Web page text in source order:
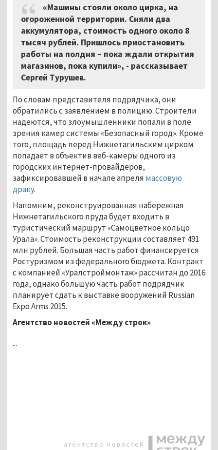
«Машины стояли около цирка, на
огороженной территории. Сняли два
аккумулятора, стоимость одного около 8
тысяч рублей. Пришлось приостановить
работы на полдня – пока ждали открытия
магазинов, пока купили», - рассказывает
Сергей Турушев.
По словам представителя подрядчика, они
обратились с заявлением в полицию. Строители
надеются, что злоумышленники попали в поле
зрения камер системы «Безопасный город». Кроме
того, площадь перед Нижнетагильским цирком
попадает в объектив веб-камеры одного из
городских интернет-провайдеров,
зафиксировавшей в начале апреля массовую
драку.
Напомним, реконструированная набережная
Нижнетагильского пруда будет входить в
туристический маршрут «Самоцветное кольцо
Урала». Стоимость реконструкции составляет 491
млн рублей. Большая часть работ финансируется
Ростуризмом из федерального бюджета. Контракт
с компанией «Уралстроймонтаж» рассчитан до 2016
года, однако большую часть работ подрядчик
планирует сдать к выставке вооружений Russian
Expo Arms 2015.
Агентство новостей «Между строк»
...